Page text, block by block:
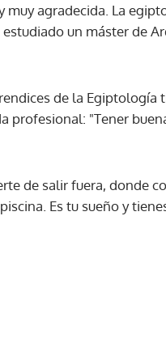
agradecida. La
un máster de
de la Egiptología
profesional: "Tener
de salir fuera, donde
Es tu sueño y